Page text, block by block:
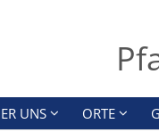
UNS ORTE